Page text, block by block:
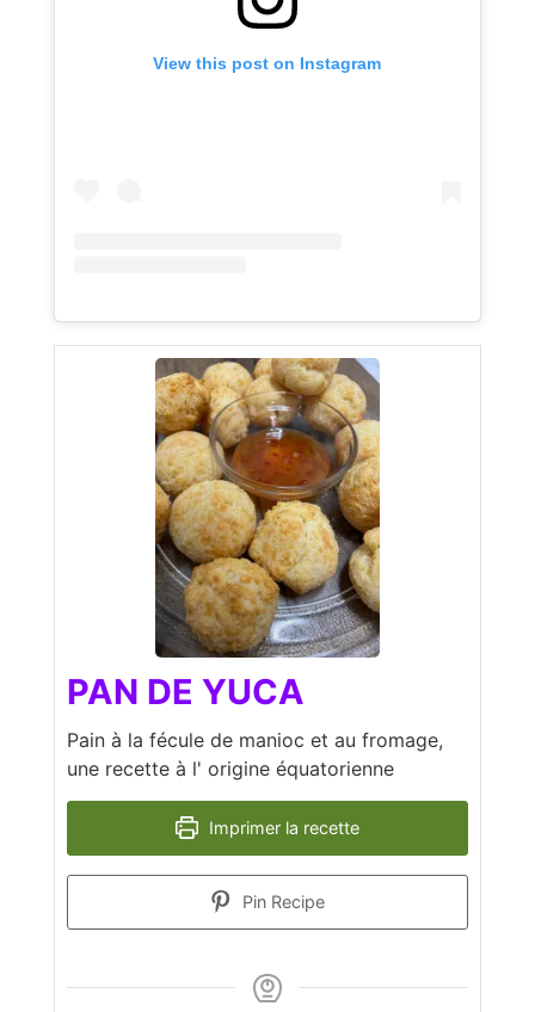
View this post on Instagram
PAN DE YUCA
Pain à la fécule de manioc et au fromage,
une recette à l' origine équatorienne
Imprimer la recette
Pin Recipe